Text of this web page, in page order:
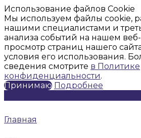
Использование файлов Cookie
Мы используем файлы cookie,
нашими специалистами и
анализа событий на нашем
просмотр страниц нашего
условия его использования.
сведения смотрите в Политике
конфиденциальности.
Принимаю Подробнее
Главная